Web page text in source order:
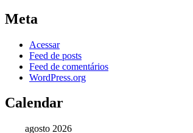
Meta
Acessar
Feed de posts
Feed de comentários
WordPress.org
Calendar
agosto 2026